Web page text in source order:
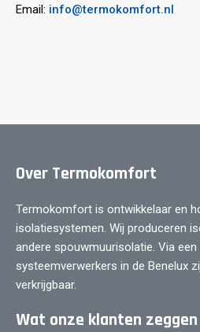
Email: info@termokomfort.nl
Over Termokomfort
Termokomfort is ontwikkelaar en
isolatiesystemen. Wij produceren
andere spouwmuurisolatie. Via een
systeemverwerkers in de Benelux
verkrijgbaar.
Wat onze klanten zeggen